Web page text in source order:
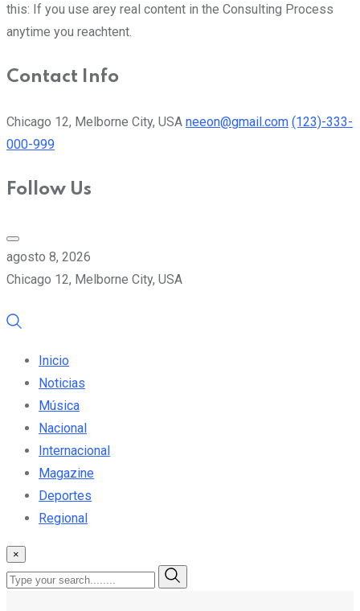
this: If you use arey real content in the Consulting Process
anytime you reachtent.
Contact Info
Chicago 12, Melborne City, USA neeon@gmail.com (123)-333-
000-999
Follow Us
agosto 8, 2026
Chicago 12, Melborne City, USA
Inicio
Noticias
Música
Nacional
Internacional
Magazine
Deportes
Regional
×